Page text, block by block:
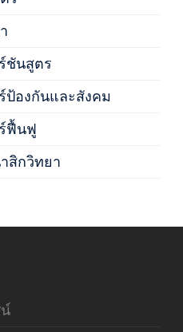
ชันสูตร
ป้องกันและสังคม
ฟื้นฟู
สิกวิทยา